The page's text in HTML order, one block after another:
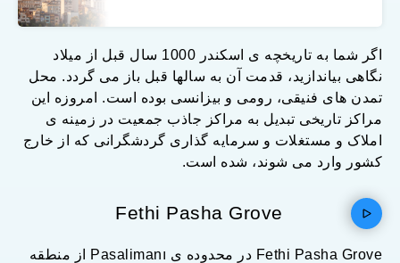
اگر شما به تاریخچه ی اسکندر 1000 سال قبل از میلاد
نگاهی بیاندازید، قدمت آن به سالها قبل باز می گردد. محل
تمدن های فنیقی، رومی و بیزانسی بوده است. امروزه این
مراکز تاریخی تبدیل به مراکز جاذب جمعیت در زمینه ی
املاک و مستغلات و سرمایه گذاری گردشگرانی که از خارج
کشور وارد می شوند، شده است.
Fethi Pasha Grove در محدوده ی Pasalimanı از منطقه